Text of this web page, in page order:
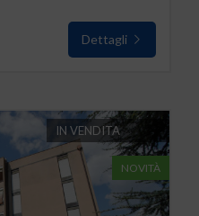
Dettagli
IN VENDITA
NOVITÀ